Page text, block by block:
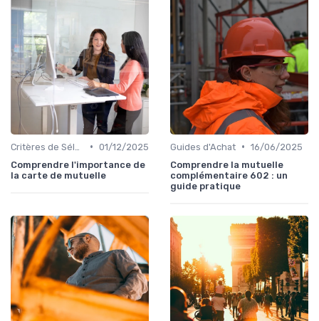
• 01/12/2025
Comprendre l'importance de
la carte de mutuelle
Guides d'Achat • 16/06/2025
Comprendre la mutuelle
complémentaire 602 : un
guide pratique